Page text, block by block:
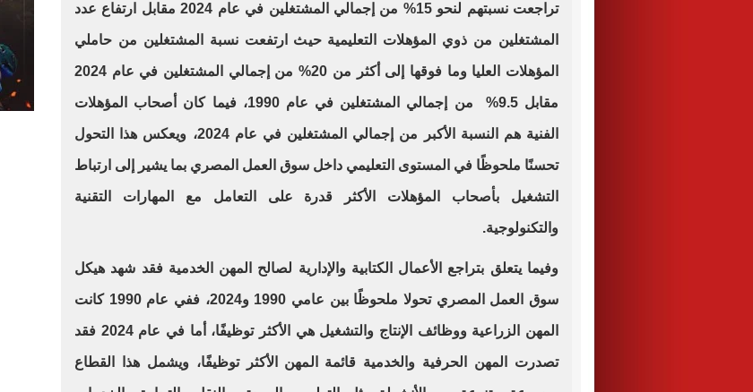
تراجعت نسبتهم لنحو 15% من إجمالي المشتغلين في عام 2024 مقابل ارتفاع عدد
المشتغلين من ذوي المؤهلات التعليمية حيث ارتفعت نسبة المشتغلين من حاملي
المؤهلات العليا وما فوقها إلى أكثر من 20% من إجمالي المشتغلين في عام 2024
مقابل 9.5% من إجمالي المشتغلين في عام 1990، فيما كان أصحاب المؤهلات
الفنية هم النسبة الأكبر من إجمالي المشتغلين في عام 2024، ويعكس هذا التحول
تحسنًا ملحوظًا في المستوى التعليمي داخل سوق العمل المصري بما يشير إلى ارتباط
التشغيل بأصحاب المؤهلات الأكثر قدرة على التعامل مع المهارات التقنية
والتكنولوجية.
وفيما يتعلق بتراجع الأعمال الكتابية والإدارية لصالح المهن الخدمية فقد شهد هيكل
سوق العمل المصري تحولا ملحوظًا بين عامي 1990 و2024، ففي عام 1990 كانت
المهن الزراعية ووظائف الإنتاج والتشغيل هي الأكثر توظيفًا، أما في عام 2024 فقد
تصدرت المهن الحرفية والخدمية قائمة المهن الأكثر توظيفًا، ويشمل هذا القطاع